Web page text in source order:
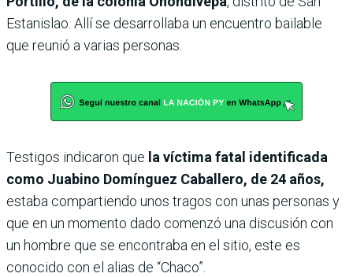
Estanislao. Allí se desarrollaba un encuentro bailable
que reunió a varias personas.
Testigos indicaron que la víctima fatal identificada
como Juabino Domínguez Caballero, de 24 años,
estaba compartiendo unos tragos con unas personas y
que en un momento dado comenzó una discusión con
un hombre que se encontraba en el sitio, este es
conocido con el alias de “Chaco”.